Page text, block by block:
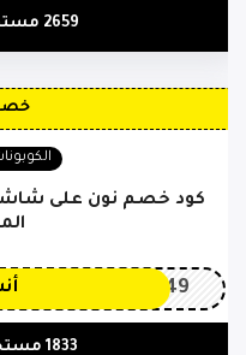
2659 مستخدم
كود خصم نون على
OP149
1833 مستخدم